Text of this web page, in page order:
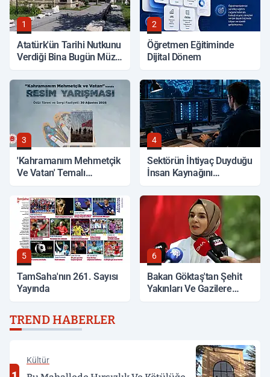
1
Atatürk'ün Tarihi Nutkunu
Verdiği Bina Bugün Müze
2
Öğretmen Eğitiminde
Dijital Dönem
3
'Kahramanım Mehmetçik
Ve Vatan' Temalı
Başladı
4
Sektörün İhtiyaç Duyduğu
İnsan Kaynağını
5
TamSaha'nın 261. Sayısı
Yayında
6
Bakan Göktaş'tan Şehit
Yakınları Ve Gazilere
TREND HABERLER
Kültür